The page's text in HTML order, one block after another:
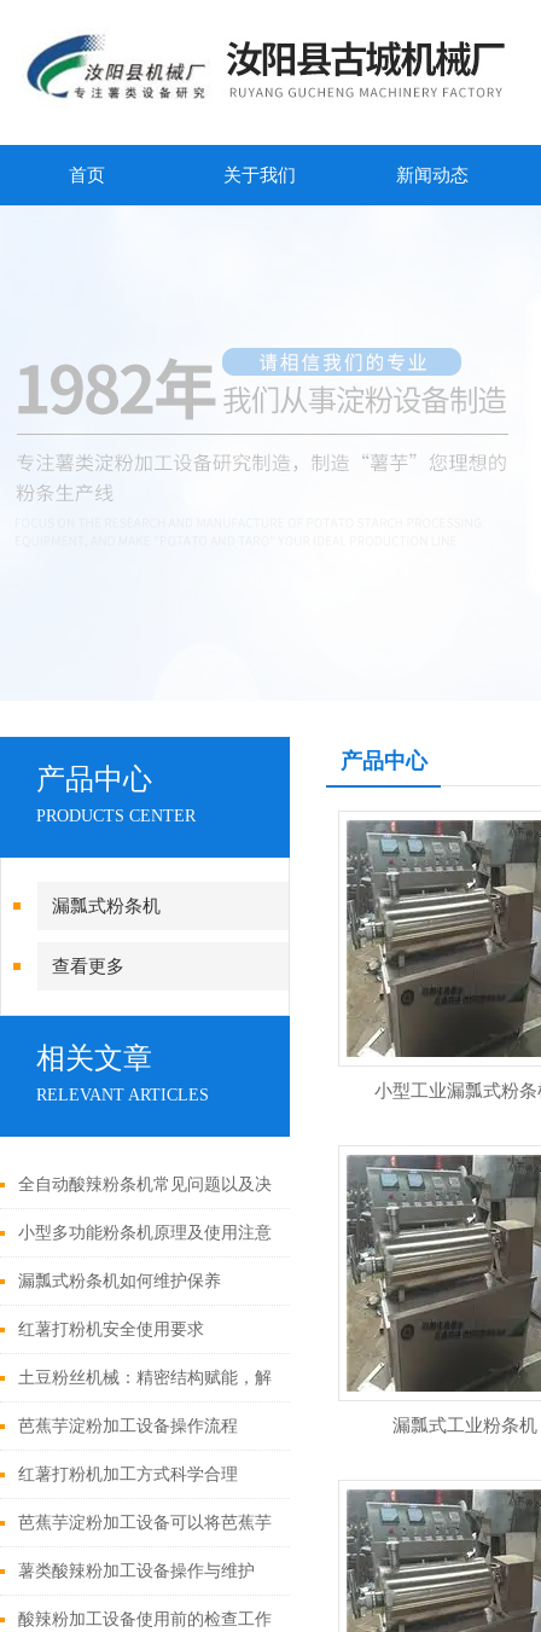
首页 关于我们 新闻动态
产品中心
PRODUCTS CENTER
漏瓢式粉条机
查看更多
相关文章
RELEVANT ARTICLES
全自动酸辣粉条机常见问题以及决
绝方法
小型多功能粉条机原理及使用注意
事项
漏瓢式粉条机如何维护保养
红薯打粉机安全使用要求
土豆粉丝机械：精密结构赋能，解
锁高效生产核心动能
芭蕉芋淀粉加工设备操作流程
红薯打粉机加工方式科学合理
芭蕉芋淀粉加工设备可以将芭蕉芋
中的淀粉全面地提取出来
薯类酸辣粉加工设备操作与维护
酸辣粉加工设备使用前的检查工作
产品中心
小型工业漏瓢式粉条
漏瓢式工业粉条机